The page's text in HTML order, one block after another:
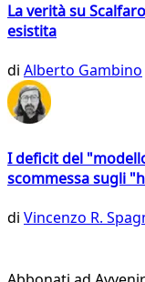
La verità su
esistita
di Alberto Gambino
I deficit del
scommessa sugli
di Vincenzo R.